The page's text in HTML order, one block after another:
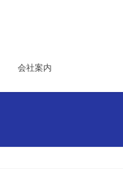
会社案内